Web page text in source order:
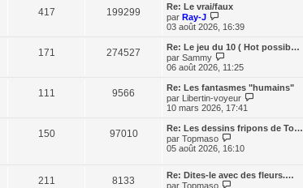
417 199299
Re: Le vrai/faux
par Ray-J
o
s
u
r
l
e
e
r
n
r
03 août 2026, 16:39
171 274527
Re: Le jeu du 10 ( Hot possib…
par Sammy
o
s
u
l
t
r
l
e
e
r
06 août 2026, 11:25
111 9566
Re: Les fantasmes "humains"
par Libertin-voyeur
s
r
10 mars 2026, 17:41
150 97010
Re: Les dessins fripons de To…
par Topmaso
o
u
05 août 2026, 16:10
211 8133
Re: Dites-le avec des fleurs.…
par Topmaso